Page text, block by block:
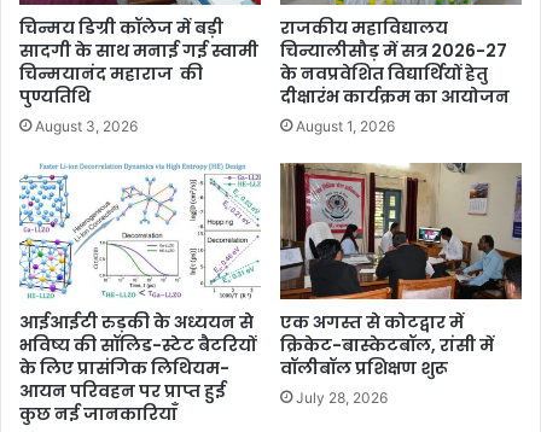
चिन्मय डिग्री कॉलेज में बड़ी
सादगी के साथ मनाई गई स्वामी
चिन्मयानंद महाराज की
पुण्यतिथि
August 3, 2026
राजकीय महाविद्यालय
चिन्यालीसौड़ में सत्र 2026-27
के नवप्रवेशित विद्यार्थियों हेतु
दीक्षारंभ कार्यक्रम का आयोजन
August 1, 2026
आईआईटी रुड़की के अध्ययन से
भविष्य की सॉलिड-स्टेट बैटरियों
के लिए प्रासंगिक लिथियम-
आयन परिवहन पर प्राप्त हुई
कुछ नई जानकारियाँ
एक अगस्त से कोटद्वार में
क्रिकेट-बास्केटबॉल, रांसी में
वॉलीबॉल प्रशिक्षण शुरू
July 28, 2026